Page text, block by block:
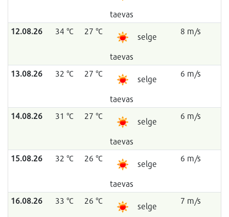
taevas
12.08.26 34 °C 27 °C
selge
taevas
8 m/s
13.08.26 32 °C 27 °C
selge
taevas
6 m/s
14.08.26 31 °C 27 °C
selge
taevas
6 m/s
15.08.26 32 °C 26 °C
selge
taevas
6 m/s
16.08.26 33 °C 26 °C
selge
7 m/s